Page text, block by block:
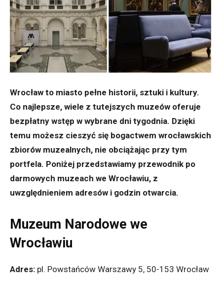
Wrocław to miasto pełne historii, sztuki i kultury.
Co najlepsze, wiele z tutejszych muzeów oferuje
bezpłatny wstęp w wybrane dni tygodnia. Dzięki
temu możesz cieszyć się bogactwem wrocławskich
zbiorów muzealnych, nie obciążając przy tym
portfela. Poniżej przedstawiamy przewodnik po
darmowych muzeach we Wrocławiu, z
uwzględnieniem adresów i godzin otwarcia.
Muzeum Narodowe we
Wrocławiu
Adres: pl. Powstańców Warszawy 5, 50-153 Wrocław